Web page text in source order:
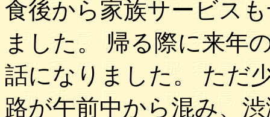
食後から家族サービス
ました。 帰る際に来年
話になりました。 ただ
路が午前中から混み、